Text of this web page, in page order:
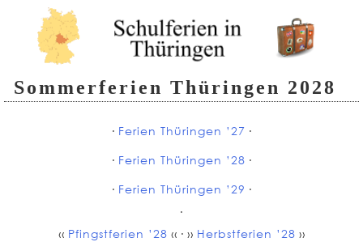
Sommerferien Thüringen 2028
∙ Ferien Thüringen ’27 ∙
∙ Ferien Thüringen ’28 ∙
∙ Ferien Thüringen ’29 ∙
∙
‹‹ Pfingstferien ’28 ‹‹ ∙ ›› Herbstferien ’28 ››